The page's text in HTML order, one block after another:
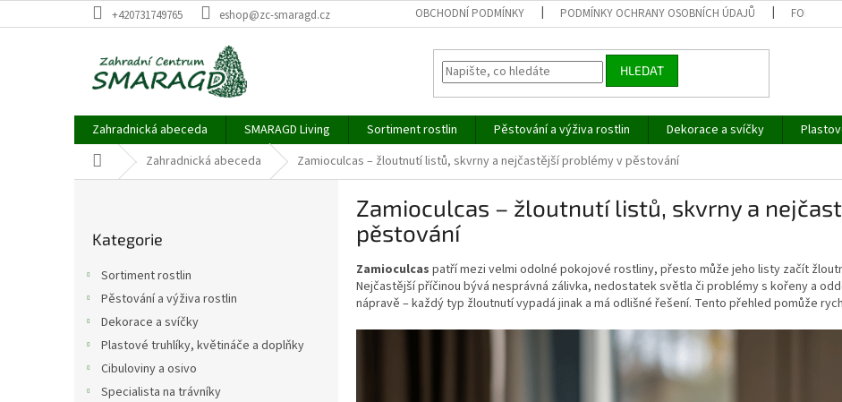
na
+420731749765 eshop@zc-smaragd.cz OBCHODNÍ PODMÍNKY PODMÍNKY OCHRANY OSOBNÍCH ÚDAJŮ
HLEDAT
Zahradnická abeceda SMARAGD Living Sortiment rostlin Pěstování a výživa rostlin Dekorace a svíčky
Domů Zahradnická abeceda Zamioculcas – žloutnutí listů, skvrny a nejčastější problémy v pěstování
kategorie
Kategorie
Sortiment rostlin
Pěstování a výživa rostlin
Dekorace a svíčky
Plastové truhlíky, květináče a doplňky
Cibuloviny a osivo
Specialista na trávníky
Zamioculcas – žloutnutí listů, skvrny a
pěstování
Zamioculcas patří mezi velmi odolné pokojové rostliny, přesto může jeho listy začít
Nejčastější příčinou bývá nesprávná zálivka, nedostatek světla či problémy s kořeny a
nápravě – každý typ žloutnutí vypadá jinak a má odlišné řešení. Tento přehled pomůže